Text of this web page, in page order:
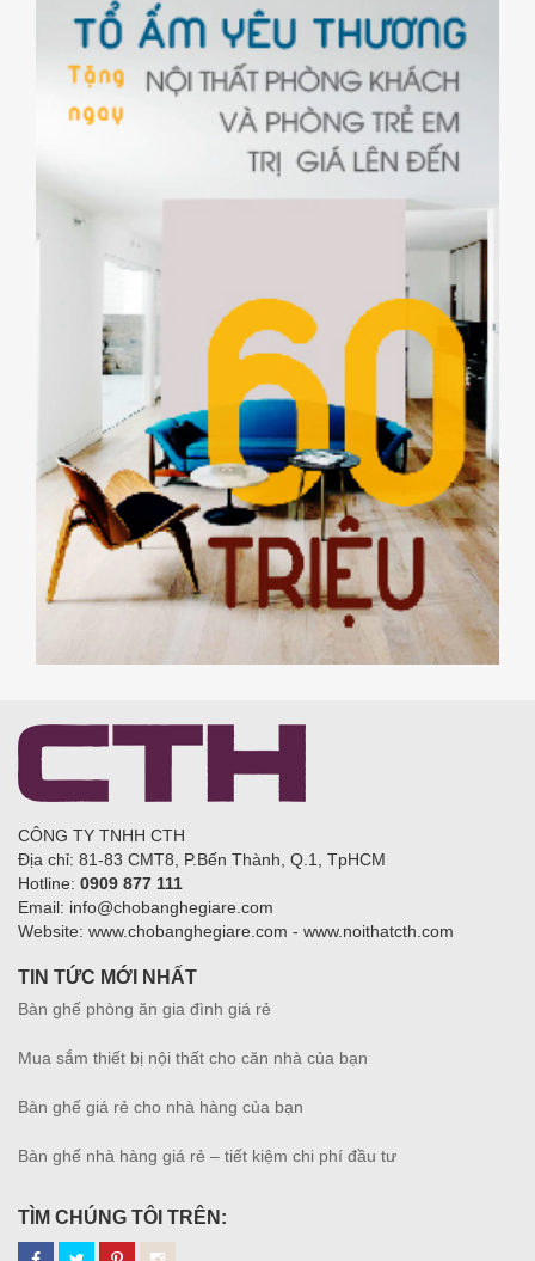
CÔNG TY TNHH CTH
Địa chỉ: 81-83 CMT8, P.Bến Thành, Q.1, TpHCM
Hotline: 0909 877 111
Email: info@chobanghegiare.com
Website: www.chobanghegiare.com - www.noithatcth.com
TIN TỨC MỚI NHẤT
Bàn ghế phòng ăn gia đình giá rẻ
Mua sắm thiết bị nội thất cho căn nhà của bạn
Bàn ghế giá rẻ cho nhà hàng của bạn
Bàn ghế nhà hàng giá rẻ – tiết kiệm chi phí đầu tư
TÌM CHÚNG TÔI TRÊN: